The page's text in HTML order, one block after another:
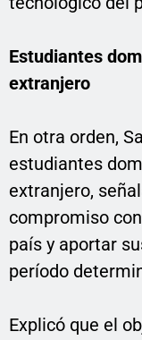
Estudiantes
extranjero
En otra orden,
estudiantes
extranjero,
compromiso
país y aportar
período
Explicó que el